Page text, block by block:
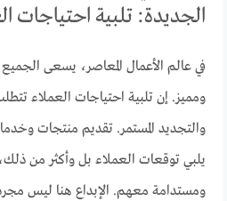
الجديدة: تلبية احتياجات
في عالم الأعمال المعاصر، يسعى
ومميز. إن تلبية احتياجات العملاء
والتجديد المستمر. تقديم منتجات
يلبي توقعات العملاء بل وأكثر من
ومستدامة معهم. الإبداع هنا ليس